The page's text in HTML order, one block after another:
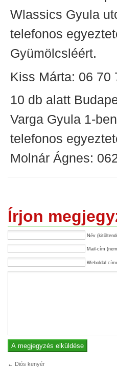
Wlassics Gyula
telefonos
Gyümölcsléért.
Kiss Márta: 06 70
10 db alatt
Varga Gyula 1-
telefonos
Molnár Ágnes:
Írjon
Név
Mail-cím
Weboldal
← Diós kenyér